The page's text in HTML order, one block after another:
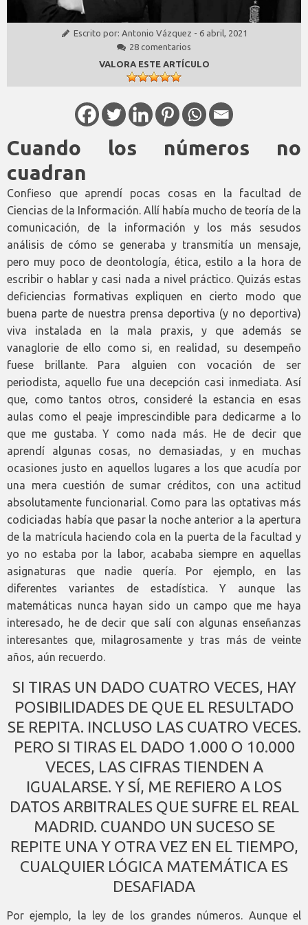
Escrito por: Antonio Vázquez - 6 abril, 2021
28 comentarios
VALORA ESTE ARTÍCULO
Cuando los números no
cuadran
Confieso que aprendí pocas cosas en la facultad de
Ciencias de la Información. Allí había mucho de teoría de la
comunicación, de la información y los más sesudos
análisis de cómo se generaba y transmitía un mensaje,
pero muy poco de deontología, ética, estilo a la hora de
escribir o hablar y casi nada a nivel práctico. Quizás estas
deficiencias formativas expliquen en cierto modo que
buena parte de nuestra prensa deportiva (y no deportiva)
viva instalada en la mala praxis, y que además se
vanaglorie de ello como si, en realidad, su desempeño
fuese brillante. Para alguien con vocación de ser
periodista, aquello fue una decepción casi inmediata. Así
que, como tantos otros, consideré la estancia en esas
aulas como el peaje imprescindible para dedicarme a lo
que me gustaba. Y como nada más. He de decir que
aprendí algunas cosas, no demasiadas, y en muchas
ocasiones justo en aquellos lugares a los que acudía por
una mera cuestión de sumar créditos, con una actitud
absolutamente funcionarial. Como para las optativas más
codiciadas había que pasar la noche anterior a la apertura
de la matrícula haciendo cola en la puerta de la facultad y
yo no estaba por la labor, acababa siempre en aquellas
asignaturas que nadie quería. Por ejemplo, en las
diferentes variantes de estadística. Y aunque las
matemáticas nunca hayan sido un campo que me haya
interesado, he de decir que salí con algunas enseñanzas
interesantes que, milagrosamente y tras más de veinte
años, aún recuerdo.
SI TIRAS UN DADO CUATRO VECES, HAY
POSIBILIDADES DE QUE EL RESULTADO
SE REPITA. INCLUSO LAS CUATRO VECES.
PERO SI TIRAS EL DADO 1.000 O 10.000
VECES, LAS CIFRAS TIENDEN A
IGUALARSE. Y SÍ, ME REFIERO A LOS
DATOS ARBITRALES QUE SUFRE EL REAL
MADRID. CUANDO UN SUCESO SE
REPITE UNA Y OTRA VEZ EN EL TIEMPO,
CUALQUIER LÓGICA MATEMÁTICA ES
DESAFIADA
Por ejemplo, la ley de los grandes números. Aunque el